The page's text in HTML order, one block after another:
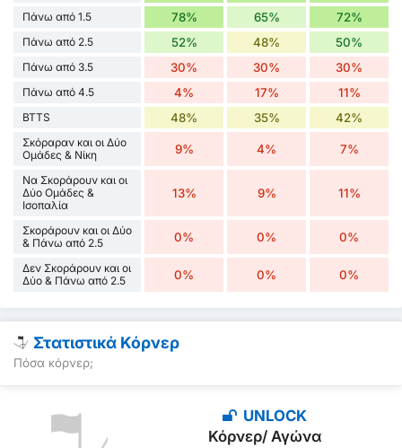
Πάνω από 1.5 78% 65% 72%
Πάνω από 2.5 52% 48% 50%
Πάνω από 3.5 30% 30% 30%
Πάνω από 4.5 4% 17% 11%
BTTS 48% 35% 42%
Σκόραραν και οι Δύο
Ομάδες & Νίκη
9% 4% 7%
Να Σκοράρουν και οι
Δύο Ομάδες &
Ισοπαλία
13% 9% 11%
Σκοράρουν και οι Δύο
& Πάνω από 2.5
0% 0% 0%
Δεν Σκοράρουν και οι
Δύο & Πάνω από 2.5
0% 0% 0%
Στατιστικά Κόρνερ
Πόσα κόρνερ;
UNLOCK
Κόρνερ/ Αγώνα